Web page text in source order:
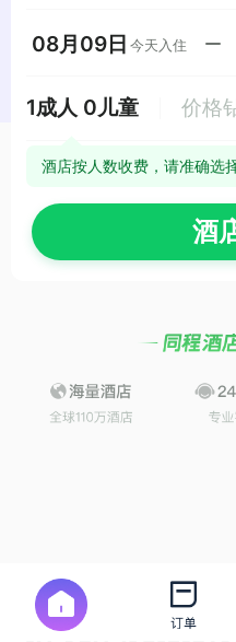
08月09日 今天入住
1成人 0儿童 价格
酒店按人数收费，请准确选
酒